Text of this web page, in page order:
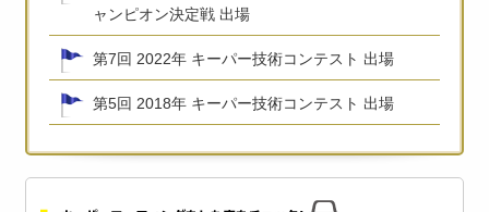
ャンピオン決定戦 出場
第7回 2022年 キーパー技術コンテスト 出場
第5回 2018年 キーパー技術コンテスト 出場